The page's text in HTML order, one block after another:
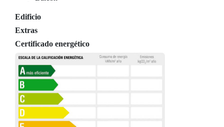
Edificio
Extras
Certificado energético